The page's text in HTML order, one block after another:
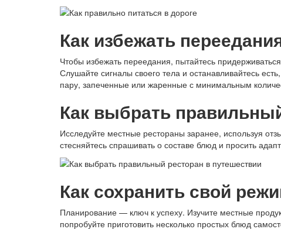
Как избежать
Чтобы избежать переедания, пытайтесь
Слушайте сигналы своего тела и останавливайтесь
пару, запеченные или жаренные с минимальным
Как выбрать
Исследуйте местные рестораны заранее, используя
стесняйтесь спрашивать о составе блюд и просить
Как сохранить свой
Планирование — ключ к успеху. Изучите местные
попробуйте приготовить несколько простых блюд